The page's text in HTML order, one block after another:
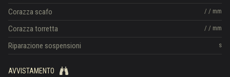
/ / mm
Corazza scafo
/ / mm
Corazza torretta
s
Riparazione sospensioni
AVVISTAMENTO